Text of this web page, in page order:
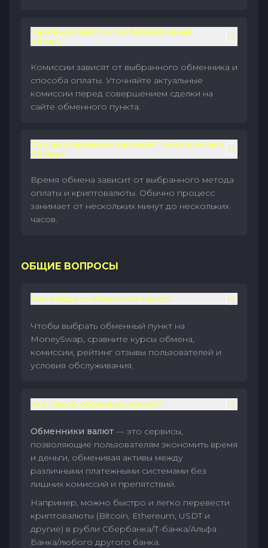
Каковы комиссии за безналичный
обмен?
Комиссии зависят от выбранного обменника и
способа оплаты. Уточняйте актуальные
комиссии перед совершением сделки на
сайте обменного пункта.
Сколько времени занимает безналичный
обмен?
Время обмена зависит от выбранного метода
оплаты и криптовалюты. Обычно процесс
занимает от нескольких минут до нескольких
часов.
ОБЩИЕ ВОПРОСЫ
Как выбрать обменный пункт?
Чтобы выбрать обменный пункт на
MoneySwap, сравните курсы обмена,
комиссии, рейтинг отзывы пользователей и
условия обслуживания.
Что такое обменник валют?
Обменники валют — это сервисы,
позволяющие пользователям экономить время
и деньги, обменивая активы между
различными платежными системами без
лишних комиссий и препятствий.
Например, можно быстро и легко перевести
криптовалюты (Bitcoin, Ethereum, USDT и
другие) в рубли Сбербанка/Т-банка/Альфа
Банка/любого другого банка.